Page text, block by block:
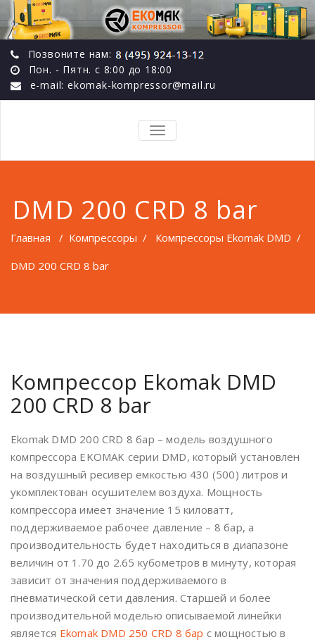
Позвоните нам:
Пон. - Пятн. с 8:00 до 18:00
e-mail: ekomak-kompressor@mail.ru
TOGGLE
DMD 200 CRD 8 bar
Главная / Компрессоры / Компрессоры Ekomak DMD /
DMD 200 CRD 8 bar
Компрессор Ekomak DMD
200 CRD 8 bar
Ekomak DMD 200 CRD 8 бар – модель воздушного
компрессора EKOMAK серии DMD, который установлен
на воздушный ресивер емкостью 430 (500) литров и
укомплектован осушителем воздуха. Мощность
компрессора имеет значение 15 киловатт,
поддерживаемое рабочее давление – 8 бар, а
производительность будет находиться в диапазоне
величин от 1.70 до 2.65 кубометров в минуту, которая
зависит от значения поддерживаемого в
пневматической сети давления. Старшей и более
производительной моделью описываемой линейки
является Ekomak DMD 250 CRD 8 бар с мощностью в